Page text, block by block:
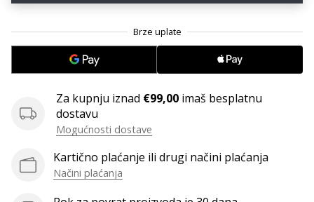
odbojku
nas?
se
ambasador.
Za kupnju iznad €99,00 imaš besplatnu
dostavu
Mogućnosti dostave
Kartično plaćanje ili drugi načini plaćanja
Načini plaćanja